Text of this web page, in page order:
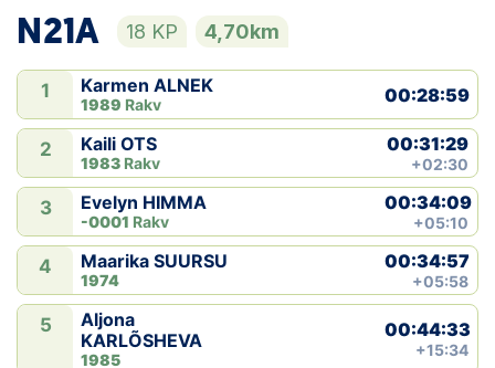
N21A 18 KP 4,70km
1 Karmen ALNEK
1989 Rakv 00:28:59
2 Kaili OTS
1983 Rakv
00:31:29
+02:30
3 Evelyn HIMMA
-0001 Rakv
00:34:09
+05:10
4 Maarika SUURSU
1974
00:34:57
+05:58
5
Aljona
KARLÕSHEVA
1985
00:44:33
+15:34